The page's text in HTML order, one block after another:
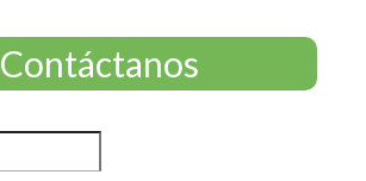
Contáctanos